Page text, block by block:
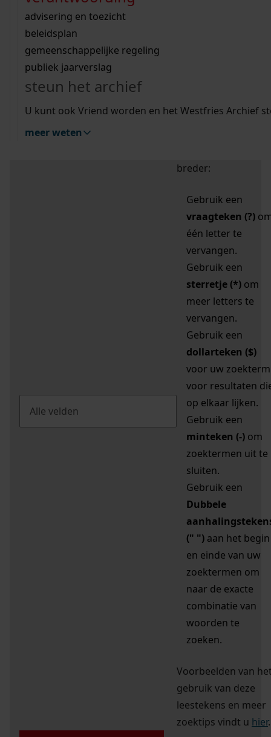
bouwvergunningen
omgevingsvergunningen
vergunningen
beeld en geluid
uitleg nodig?
Wij helpen u op weg met een aantal zoektips.
bekijk alle zoektips
Wij helpen u op weg met een aantal zoektips.
bekijk alle zoektips
bekijk ons geschiedenislokaal
advisering en toezicht
beleidsplan
gemeenschappelijke regeling
publiek jaarverslag
steun het archief
U kunt ook Vriend worden en het Westfries Archief
meer weten
zoektips
Mijn Studiezaal (inloggen)
uw zoekopdracht te
breder:
Gebruik een
vraagteken (?)
één letter te
vervangen.
Gebruik een
sterretje (*) om
meer letters te
vervangen.
Gebruik een
dollarteken ($)
voor uw zoekterm
voor resultaten
op elkaar lijken.
Gebruik een
minteken (-) om
zoektermen uit te
sluiten.
Gebruik een
Dubbele
(" ") aan het begin
en einde van uw
zoektermen om
naar de exacte
combinatie van
woorden te
zoeken.
Voorbeelden van
gebruik van deze
leestekens en meer
zoektips vindt u hier.